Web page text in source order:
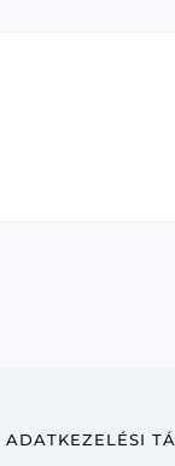
ADATKEZELÉSI